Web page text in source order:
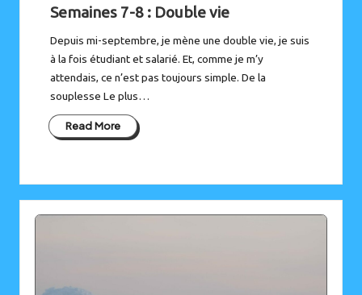
Semaines 7-8 : Double vie
Depuis mi-septembre, je mène une double vie, je suis
à la fois étudiant et salarié. Et, comme je m’y
attendais, ce n’est pas toujours simple. De la
souplesse Le plus…
Read More